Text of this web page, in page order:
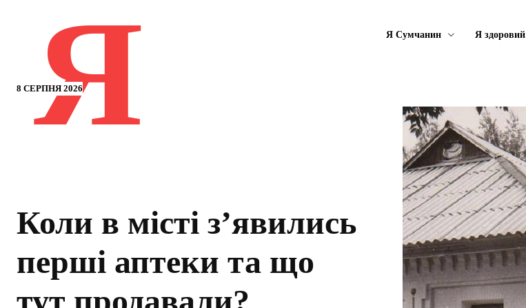
8 СЕРПНЯ 2026
Я Я Сумчанин Я здоровий
Коли в місті з’явились
перші аптеки та що